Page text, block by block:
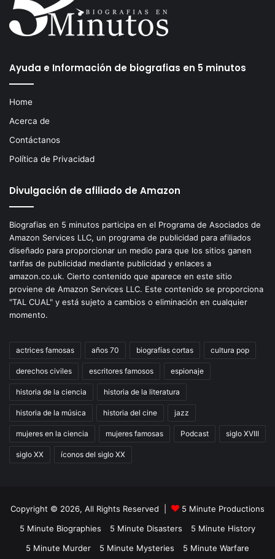
Ayuda e Información de biografias en 5 minutos
Home
Acerca de
Contáctanos
Política de Privacidad
Divulgación de afiliado de Amazon
Biografias en 5 minutos participa en el Programa de Asociados de
Amazon Services LLC, un programa de publicidad para afiliados
diseñado para proporcionar un medio para que los sitios ganen
tarifas de publicidad mediante publicidad y enlaces a
amazon.co.uk. Cierto contenido que aparece en este sitio
proviene de Amazon Services LLC. Este contenido se proporciona
"TAL CUAL" y está sujeto a cambios o eliminación en cualquier
momento.
actrices famosas años 70 biografías cortas cultura pop
derechos civiles escritores famosos espionaje
historia de la ciencia historia de la literatura
historia de la música historia del cine jazz
mujeres en la ciencia mujeres famosas Podcast siglo XVIII
siglo XX íconos del siglo XX
Copyright © 2026, All Rights Reserved |
5 Minute Productions
5 Minute Biographies
5 Minute Disasters
5 Minute History
5 Minute Murder
5 Minute Mysteries 5 Minute Warfare